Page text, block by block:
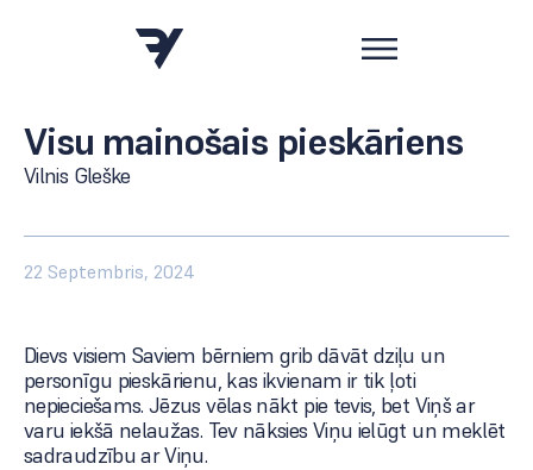
Visu mainošais pieskāriens
Vilnis Gleške
22 Septembris, 2024
Dievs visiem Saviem bērniem grib dāvāt dziļu un
personīgu pieskārienu, kas ikvienam ir tik ļoti
nepieciešams. Jēzus vēlas nākt pie tevis, bet Viņš ar
varu iekšā nelaužas. Tev nāksies Viņu ielūgt un meklēt
sadraudzību ar Viņu.